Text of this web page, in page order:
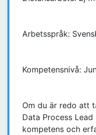
Arbetsspråk:
Kompetensnivå:
Om du är redo att
Data Process
kompetens och